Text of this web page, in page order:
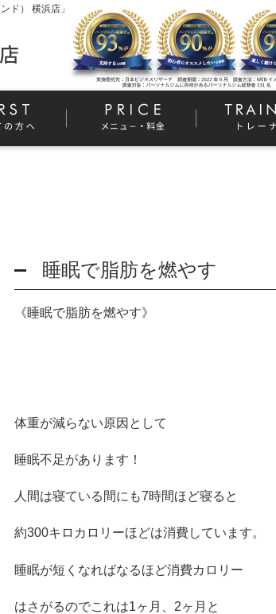
ド） 横浜店」
睡眠で脂肪を燃やす
《睡眠で脂肪を燃やす》
体重が減らない原因として
睡眠不足があります！
人間は寝ている間にも7時間ほど寝ると
約300キロカロリーほどは消費しています。
睡眠が短くなればなるほど消費カロリー
はさがるのでこれは1ヶ月、 2ヶ月と